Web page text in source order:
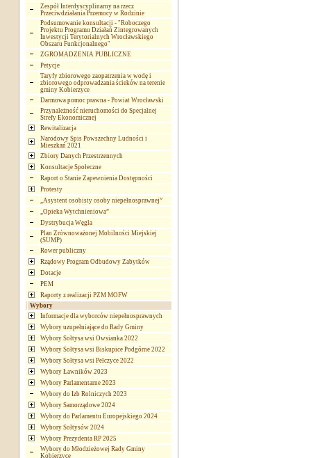
Zespół Interdyscyplinarny na rzecz
Przeciwdziałania Przemocy w Rodzinie
Podsumowanie konsultacji - "Roboczego
Projektu Programu Działań Zintegrowanych
Inwestycji Terytorialnych Wrocławskiego
Obszaru Funkcjonalnego"
ZGROMADZENIA PUBLICZNE
Petycje
Taryfy zbiorowego zaopatrzenia w wodę i
zbiorowego odprowadzania ścieków na terenie
gminy Kobierzyce
Darmowa pomoc prawna - Powiat Wrocławski
Przynależność nieruchomości do Specjalnej
Strefy Ekonomicznej
Rewitalizacja
Narodowy Spis Powszechny Ludności i
Mieszkań 2021
Zbiory Danych Przestrzennych
Konsultacje Społeczne
Raport o Stanie Zapewnienia Dostępności
Protesty
„Asystent osobisty osoby niepełnosprawnej”
„Opieka Wytchnieniowa”
Dystrybucja Węgla
Plan Zrównoważonej Mobilności Miejskiej
(SUMP)
Rower publiczny
Rządowy Program Odbudowy Zabytków
Dotacje
PEM
Raporty z realizacji PZM MOFW
Wybory
Informacje dla wyborców niepełnosprawnych
Wybory uzupełniające do Rady Gminy
Wybory Sołtysa wsi Owsianka 2022
Wybory Sołtysa wsi Biskupice Podgórne 2022
Wybory Sołtysa wsi Pełczyce 2022
Wybory Ławników 2023
Wybory Parlamentarne 2023
Wybory do Izb Rolniczych 2023
Wybory Samorządowe 2024
Wybory do Parlamentu Europejskiego 2024
Wybory Sołtysów 2024
Wybory Prezydenta RP 2025
Wybory do Młodzieżowej Rady Gminy
Kobierzyce